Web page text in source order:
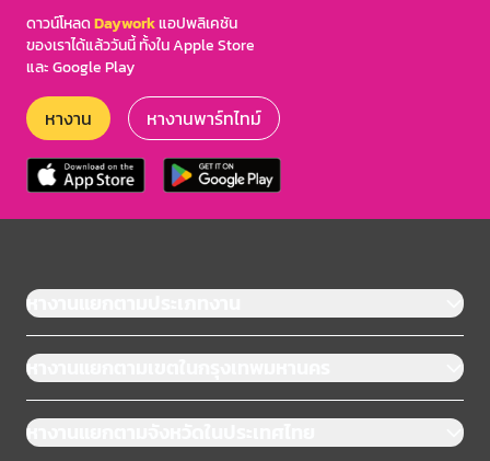
ดาวน์โหลดDayworkแอปพลิเคชัน
ของเราได้แล้ววันนี้ ทั้งใน Apple Store
และ Google Play
หางาน หางานพาร์ทไทม์
หางานแยกตามประเภทงาน
หางานแยกตามเขตในกรุงเทพมหานคร
หางานแยกตามจังหวัดในประเทศไทย